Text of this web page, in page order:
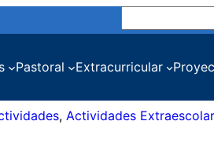
Pastoral Extracurricular
, Actividades